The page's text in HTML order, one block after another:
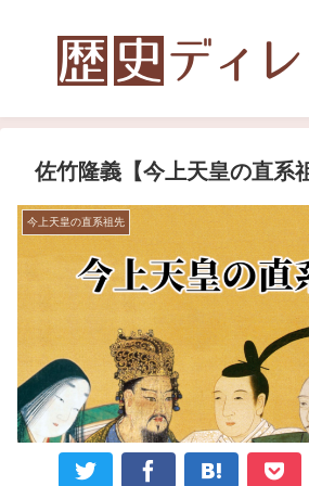
佐竹隆義【今上天皇の直系
今上天皇の直系祖先